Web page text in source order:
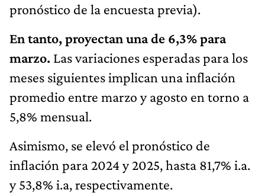
pronóstico de la encuesta previa).
En tanto, proyectan una de 6,3% para
marzo. Las variaciones esperadas para los
meses siguientes implican una inflación
promedio entre marzo y agosto en torno a
5,8% mensual.
Asimismo, se elevó el pronóstico de
inflación para 2024 y 2025, hasta 81,7% i.a.
y 53,8% i.a, respectivamente.